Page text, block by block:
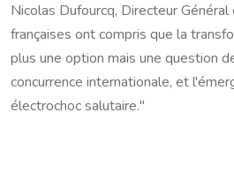
Nicolas Dufourcq, Directeur
françaises ont compris que la
plus une option mais une question
concurrence internationale, et
électrochoc salutaire."